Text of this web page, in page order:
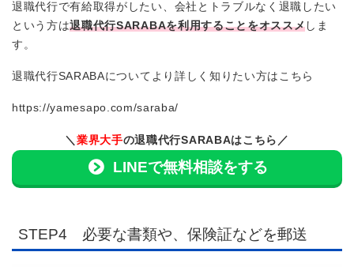
退職代行で有給取得がしたい、会社とトラブルなく退職したい
という方は退職代行SARABAを利用することをオススメ しま
す。
退職代行SARABAについてより詳しく知りたい方はこちら
https://yamesapo.com/saraba/
＼業界大手の退職代行SARABAはこちら／
LINEで無料相談をする
STEP4 必要な書類や、保険証などを郵送